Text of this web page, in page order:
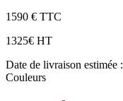
1590 € TTC
1325€ HT
Date de livraison estimée :
Couleurs